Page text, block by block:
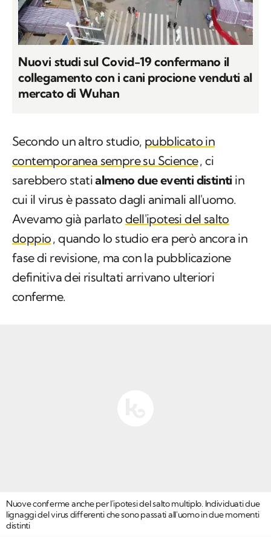
Nuovi studi sul Covid-19 confermano il
collegamento con i cani procione venduti al
mercato di Wuhan
Secondo un altro studio, pubblicato in
contemporanea sempre su Science, ci
sarebbero statialmeno due eventi distinti in
cui il virus è passato dagli animali all'uomo.
Avevamo già parlato dell'ipotesi del salto
doppio, quando lo studio era però ancora in
fase di revisione, ma con la pubblicazione
definitiva dei risultati arrivano ulteriori
conferme.
Nuove conferme anche per l'ipotesi del salto multiplo. Individuati due
lignaggi del virus differenti che sono passati all'uomo in due momenti
distinti